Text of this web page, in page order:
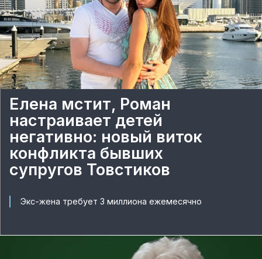
Елена мстит, Роман
настраивает детей
негативно: новый виток
конфликта бывших
супругов Товстиков
Экс-жена требует 3 миллиона ежемесячно